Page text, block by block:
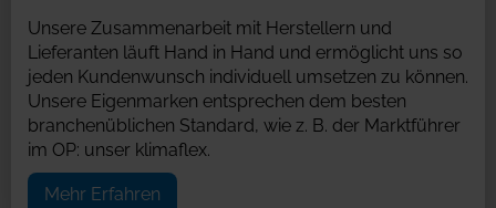
Unsere Zusammenarbeit mit Herstellern und
Lieferanten läuft Hand in Hand und ermöglicht uns so
jeden Kundenwunsch individuell umsetzen zu können.
Unsere Eigenmarken entsprechen dem besten
branchenüblichen Standard, wie z. B. der Marktführer
im OP: unser klimaflex.
Mehr Erfahren